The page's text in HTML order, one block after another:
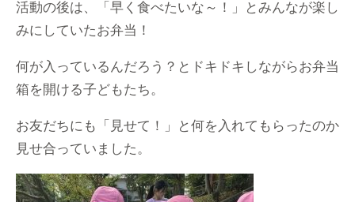
活動の後は、「早く食べたいな～！」とみんなが楽し
みにしていたお弁当！
何が入っているんだろう？とドキドキしながらお弁当
箱を開ける子どもたち。
お友だちにも「見せて！」と何を入れてもらったのか
見せ合っていました。